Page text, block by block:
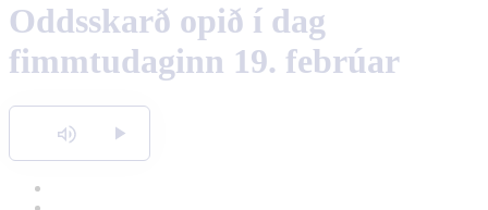
Oddsskarð opið í dag
fimmtudaginn 19. febrúar
Hlusta